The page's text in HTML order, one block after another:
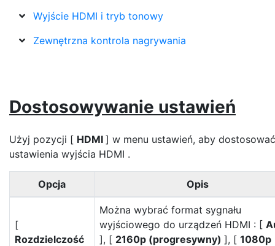
Wyjście HDMI i tryb tonowy
Zewnętrzna kontrola nagrywania
Dostosowywanie ustawień
Użyj pozycji [ HDMI ] w menu ustawień, aby dostosować
ustawienia wyjścia HDMI .
Opcja Opis
[
Rozdzielczość
Można wybrać format sygnału
wyjściowego do urządzeń HDMI : [
], [ 2160p (progresywny) ], [ 1080p